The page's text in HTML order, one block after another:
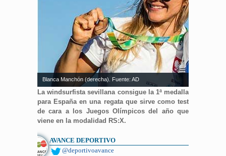
Blanca Manchón (derecha). Fuente: AD
La windsurfista sevillana consigue la 1ª medalla
para España en una regata que sirve como test
de cara a los Juegos Olímpicos del año que
viene en la modalidad RS:X.
AVANCE DEPORTIVO
@deportivoavance